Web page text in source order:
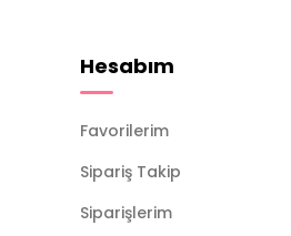
Hesabım
Favorilerim
Sipariş Takip
Siparişlerim